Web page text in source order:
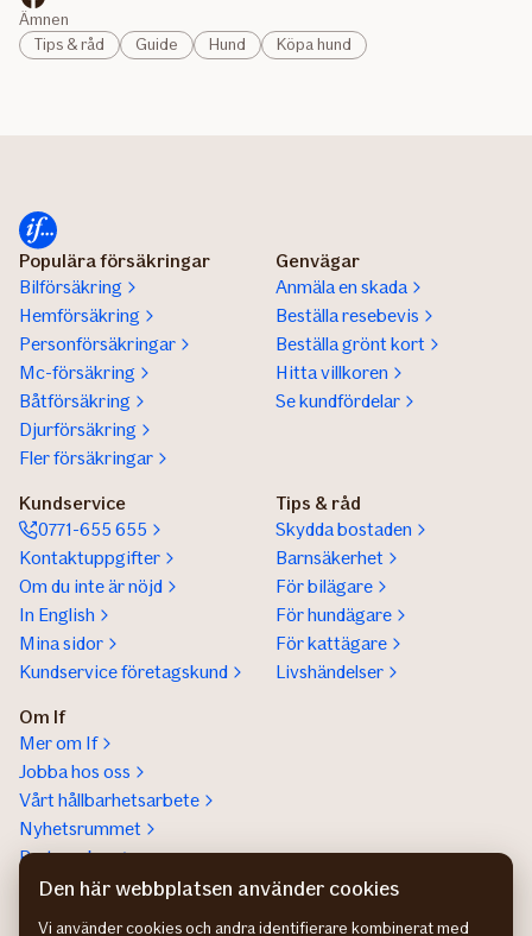
Ämnen
Tips & råd
Guide Hund Köpa hund
Populära försäkringar
Bilförsäkring
Hemförsäkring
Personförsäkringar
Mc-försäkring
Båtförsäkring
Djurförsäkring
Fler försäkringar
Genvägar
Anmäla en skada
Beställa resebevis
Beställa grönt kort
Hitta villkoren
Se kundfördelar
Kundservice
0771-655 655
Kontaktuppgifter
Om du inte är nöjd
In English
Mina sidor
Kundservice företagskund
Tips & råd
Skydda bostaden
Barnsäkerhet
För bilägare
För hundägare
För kattägare
Livshändelser
Om If
Mer om If
Jobba hos oss
Vårt hållbarhetsarbete
Nyhetsrummet
Partnerskap
Help a lot award
Den här webbplatsen använder cookies
Vi använder cookies och andra identifierare kombinerat med